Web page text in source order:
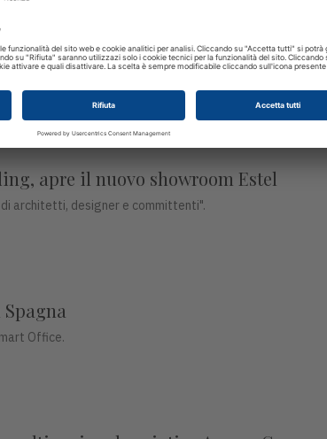
per la sicurezza sui luoghi di lavoro
postazioni di lavoro.
apre il nuovo showroom Estel
architetti, designer e committenti".
Office.